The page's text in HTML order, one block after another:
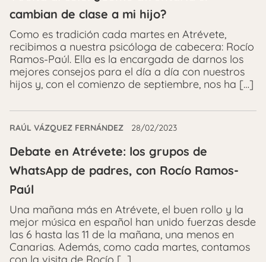
cambian de clase a mi hijo?
Como es tradición cada martes en Atrévete,
recibimos a nuestra psicóloga de cabecera: Rocío
Ramos-Paúl. Ella es la encargada de darnos los
mejores consejos para el día a día con nuestros
hijos y, con el comienzo de septiembre, nos ha […]
RAÚL VÁZQUEZ FERNÁNDEZ 28/02/2023
Debate en Atrévete: los grupos de
WhatsApp de padres, con Rocío Ramos-
Paúl
Una mañana más en Atrévete, el buen rollo y la
mejor música en español han unido fuerzas desde
las 6 hasta las 11 de la mañana, una menos en
Canarias. Además, como cada martes, contamos